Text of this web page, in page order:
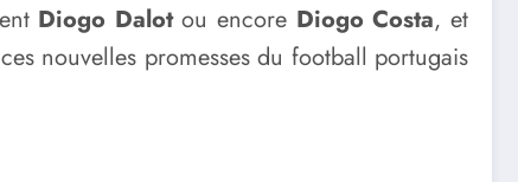
Diogo Dalotou encore Diogo Costa, et
nouvelles promesses du football portugais